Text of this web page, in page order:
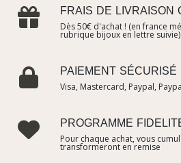
FRAIS DE LIVRAISON
Dès 50€ d'achat ! (en france
rubrique bijoux en lettre suivie)
PAIEMENT SÉCURISÉ
Visa, Mastercard, Paypal,
PROGRAMME
Pour chaque achat, vous
transformeront en remise